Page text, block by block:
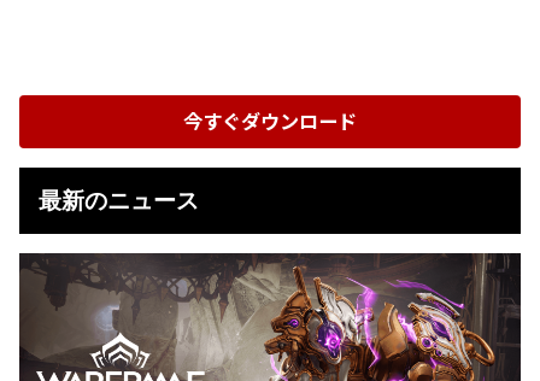
今すぐダウンロード
最新のニュース